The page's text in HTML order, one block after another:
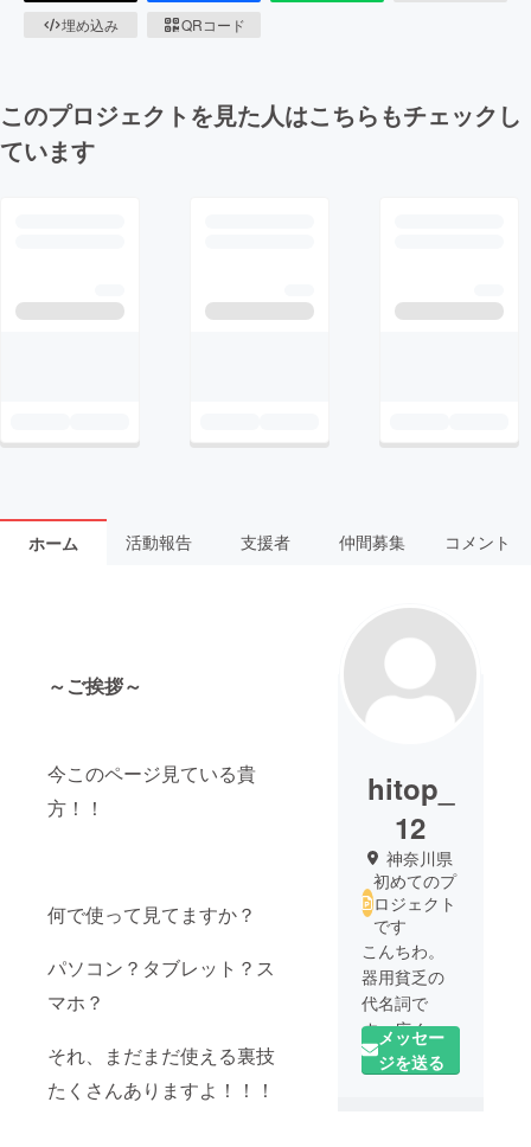
埋め込み
QRコード
このプロジェクトを見た人はこちらもチェックし
ています
ホーム 活動報告 支援者 仲間募集 コメント
～ご挨拶～
今このページ見ている貴
方！！
何で使って見てますか？
パソコン？タブレット？ス
マホ？
それ、まだまだ使える裏技
たくさんありますよ！！！
hitop_
12
神奈川県
初めてのプ
ロジェクト
です
こんちわ。
器用貧乏の
代名詞で
す。広く浅
くだけど
ちょっとだ
メッセー
ジを送る